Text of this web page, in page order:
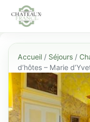
Accueil / Séjours /
d’hôtes – Marie